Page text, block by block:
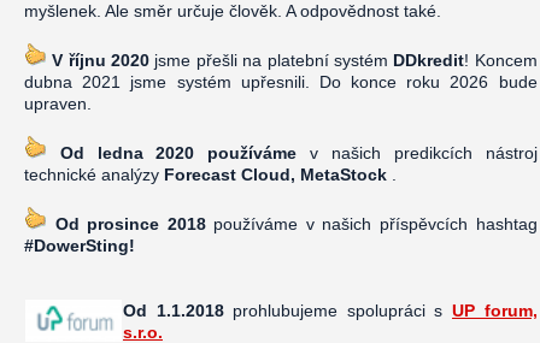
myšlenek. Ale směr určuje člověk. A odpovědnost také.
V říjnu 2020 jsme přešli na platební systém DDkredit! Koncem
dubna 2021 jsme systém upřesnili. Do konce roku 2026 bude
upraven.
Od ledna 2020 používáme v našich predikcích nástroj
technické analýzy Forecast Cloud, MetaStock
Od prosince 2018používáme v našich příspěvcích hashtag
#DowerSting!
Od 1.1.2018prohlubujeme spolupráci sUP forum,
s.r.o.